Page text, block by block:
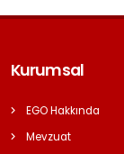
Kurumsal
EGO Hakkında
Mevzuat